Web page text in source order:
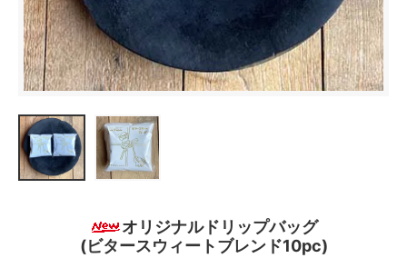
オリジナルドリップバッグ
(ビタースウィートブレンド10pc)